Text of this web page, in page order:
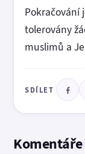
Pokračování
tolerovány
muslimů a
SDÍLET
Komentáře